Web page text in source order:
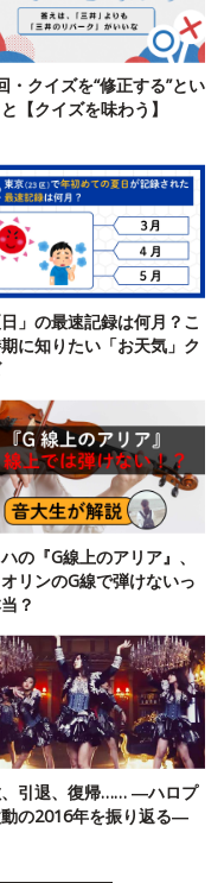
・クイズを“修正する”とい
【クイズを味わう】
日」の最速記録は何月？こ
に知りたい「お天気」ク
の『G線上のアリア』、
リンのG線で弾けないっ
？
引退、復帰…… ―ハロプ
動の2016年を振り返る―